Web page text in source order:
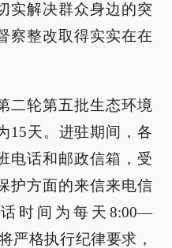
实解决群众身边的突
察整改取得实实在在
二轮第五批生态环境
15天。进驻期间，各
电话和邮政信箱，受
护方面的来信来电信
时间为每天8:00—
严格执行纪律要求，